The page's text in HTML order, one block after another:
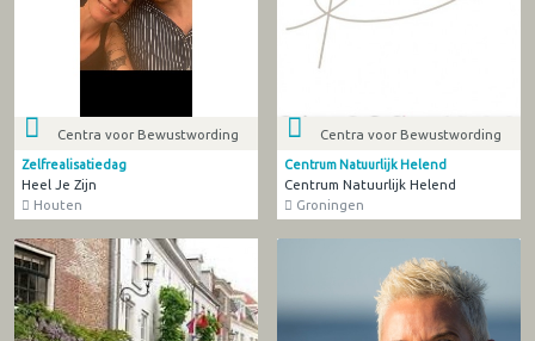
Centra voor Bewustwording
Zelfrealisatiedag
Heel Je Zijn
Houten
Centra voor Bewustwording
Centrum Natuurlijk Helend
Centrum Natuurlijk Helend
Groningen